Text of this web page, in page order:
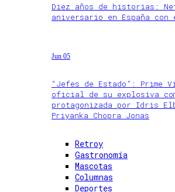
Diez años de historias:
aniversario en España con
Jun 05
“Jefes de Estado”: Prime
oficial de su explosiva
protagonizada por Idris
Priyanka Chopra Jonas
Retroy
Gastronomía
Mascotas
Columnas
Deportes